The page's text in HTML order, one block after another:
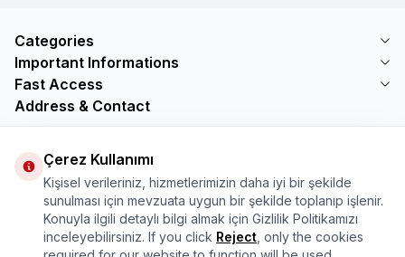
Categories
Important Informations
Fast Access
Address & Contact
Mercimektepe Mahallesi 51007 Sokak
No:45/B\nONİKİŞUBAT/KAHRAMANMARAŞ
Telephone
08505321048
Email
bilgi@marasmarket.com
Çerez Kullanımı
Kişisel verileriniz, hizmetlerimizin daha iyi bir şekilde
sunulması için mevzuata uygun bir şekilde toplanıp işlenir.
Konuyla ilgili detaylı bilgi almak için Gizlilik Politikamızı
inceleyebilirsiniz. If you click Reject , only the cookies